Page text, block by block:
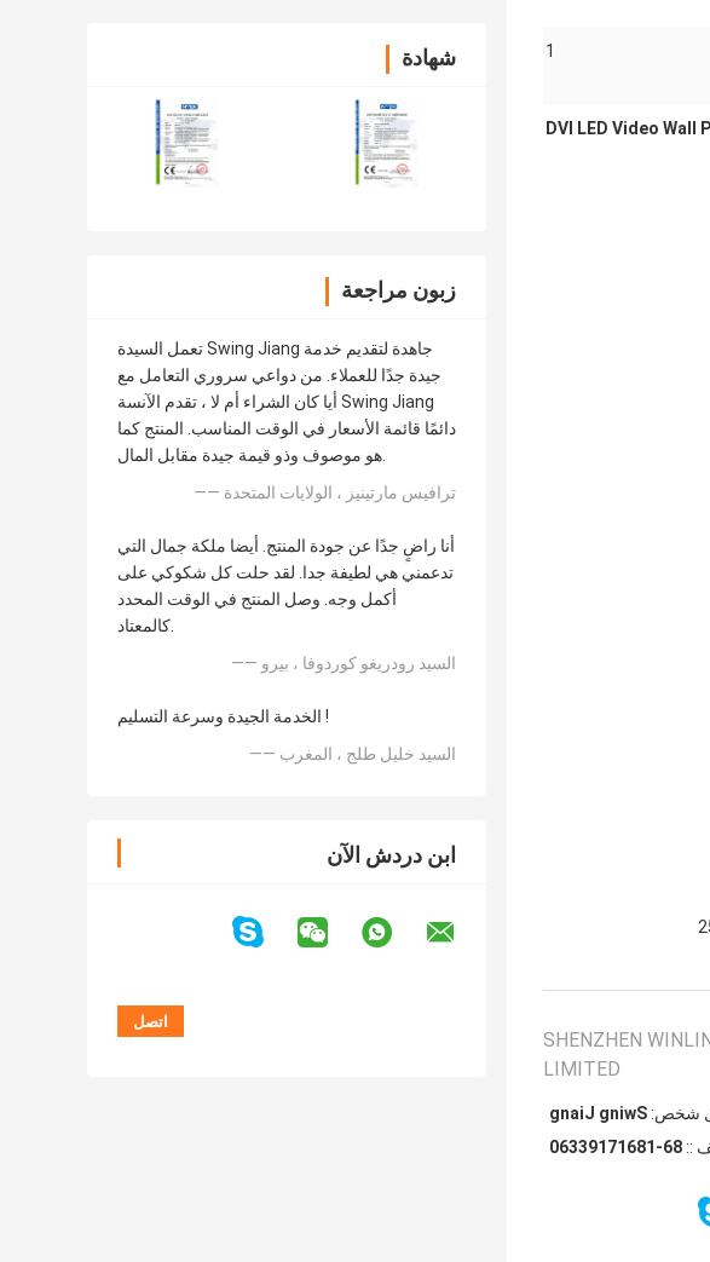
شهادة
زبون مراجعة
تعمل السيدة Swing Jiang جاهدة لتقديم خدمة
جيدة جدًا للعملاء. من دواعي سروري التعامل مع
أيا كان الشراء أم لا ، تقدم الآنسة Swing Jiang
دائمًا قائمة الأسعار في الوقت المناسب. المنتج كما
هو موصوف وذو قيمة جيدة مقابل المال.
—— ترافيس مارتينيز ، الولايات المتحدة
أنا راضٍ جدًا عن جودة المنتج. أيضا ملكة جمال التي
تدعمني هي لطيفة جدا. لقد حلت كل شكوكي على
أكمل وجه. وصل المنتج في الوقت المحدد
كالمعتاد.
—— السيد رودريغو كوردوفا ، بيرو
الخدمة الجيدة وسرعة التسليم !
—— السيد خليل طلج ، المغرب
ابن دردش الآن
1
DVI LED Video Wall
SHENZHEN
LIMITED
شخص: Swing Jiang
::
86-18617193360